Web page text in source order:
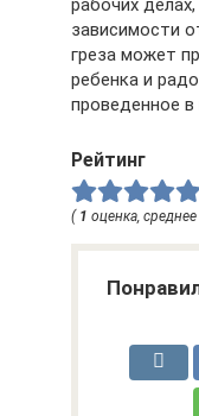
рабочих
зависимости
греза может
ребенка и
проведенное
Рейтинг
( 1 оценка, среднее